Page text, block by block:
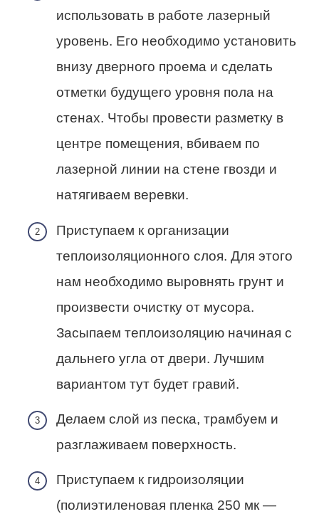
использовать в работе лазерный
уровень. Его необходимо установить
внизу дверного проема и сделать
отметки будущего уровня пола на
стенах. Чтобы провести разметку в
центре помещения, вбиваем по
лазерной линии на стене гвозди и
натягиваем веревки.
Приступаем к организации
теплоизоляционного слоя. Для этого
нам необходимо выровнять грунт и
произвести очистку от мусора.
Засыпаем теплоизоляцию начиная с
дальнего угла от двери. Лучшим
вариантом тут будет гравий.
Делаем слой из песка, трамбуем и
разглаживаем поверхность.
Приступаем к гидроизоляции
(полиэтиленовая пленка 250 мк —